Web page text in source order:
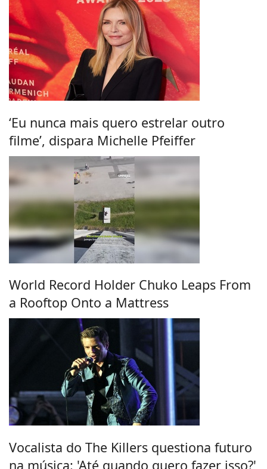
‘Eu nunca mais quero estrelar outro
filme’, dispara Michelle Pfeiffer
World Record Holder Chuko Leaps From
a Rooftop Onto a Mattress
Vocalista do The Killers questiona futuro
na música: 'Até quando quero fazer isso?'